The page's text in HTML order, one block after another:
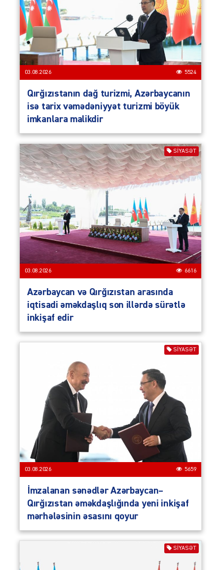
03.08.2026 5524
Qırğızıstanın dağ turizmi, Azərbaycanın
isə tarix vəmədəniyyət turizmi böyük
imkanlara malikdir
SIYASƏT
03.08.2026 6616
Azərbaycan və Qırğızıstan arasında
iqtisadi əməkdaşlıq son illərdə sürətlə
inkişaf edir
SIYASƏT
03.08.2026 5659
İmzalanan sənədlər Azərbaycan–
Qırğızıstan əməkdaşlığında yeni inkişaf
mərhələsinin əsasını qoyur
SIYASƏT